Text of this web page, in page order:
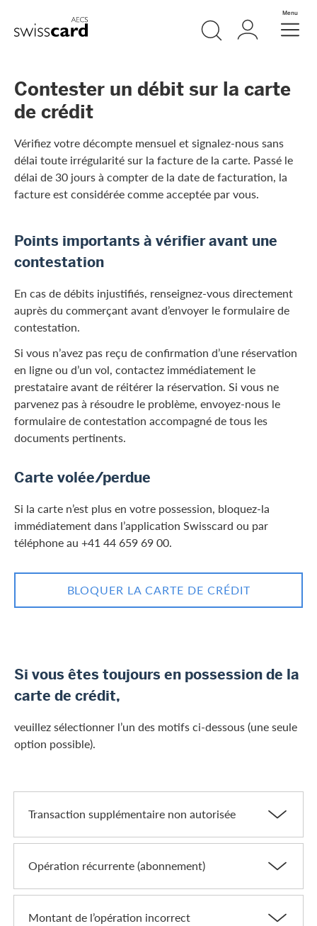
Header
Logo Meta Navigation
Recherche
Login Menu
Contester un débit sur la carte
de crédit
Vérifiez votre décompte mensuel et signalez-nous sans
délai toute irrégularité sur la facture de la carte. Passé le
délai de 30 jours à compter de la date de facturation, la
facture est considérée comme acceptée par vous.
Points importants à vérifier avant une
contestation
En cas de débits injustifiés, renseignez-vous directement
auprès du commerçant avant d’envoyer le formulaire de
contestation.
Si vous n’avez pas reçu de confirmation d’une réservation
en ligne ou d’un vol, contactez immédiatement le
prestataire avant de réitérer la réservation. Si vous ne
parvenez pas à résoudre le problème, envoyez-nous le
formulaire de contestation accompagné de tous les
documents pertinents.
Carte volée/perdue
Si la carte n’est plus en votre possession, bloquez-la
immédiatement dans l’application Swisscard ou par
téléphone au +41 44 659 69 00.
BLOQUER LA CARTE DE CRÉDIT
Si vous êtes toujours en possession de la
carte de crédit,
veuillez sélectionner l’un des motifs ci-dessous (une seule
option possible).
Transaction supplémentaire non autorisée
Opération récurrente (abonnement)
Montant de l’opération incorrect